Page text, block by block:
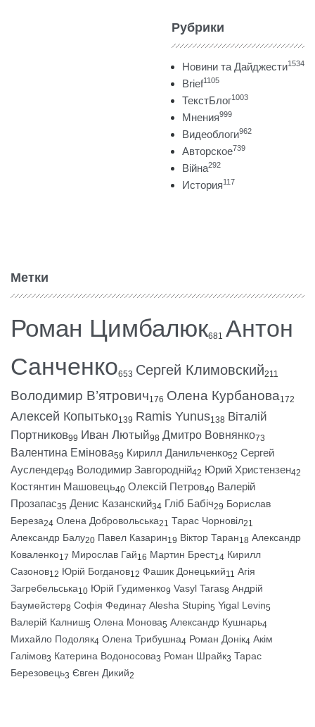
Рубрики
Новини та Дайджести1534
Brief1105
ТекстБлог1003
Мнения999
Видеоблоги962
Авторское739
Війна292
История117
Метки
Роман Цимбалюк681 Антон
Санченко653 Сергей Климовский211
Володимир В’ятрович176 Олена Курбанова172
Алексей Копытько139 Ramis Yunus138 Віталій
Портников99 Иван Лютый98 Дмитро Вовнянко73
Валентина Емінова59 Кирилл Данильченко52 Сергей
Ауслендер49 Володимир Завгородній42 Юрий Христензен42
Костянтин Машовець40 Олексій Петров40 Валерій
Прозапас35 Денис Казанский34 Гліб Бабіч29 Борислав
Береза24 Олена Добровольська21 Тарас Чорновіл21
Александр Балу20 Павел Казарин19 Віктор Таран18 Александр
Коваленко17 Мирослав Гай16 Мартин Брест14 Кирилл
Сазонов12 Юрій Богданов12 Фашик Донецький11 Агія
Загребельська10 Юрій Гудименко9 Vasyl Taras8 Андрій
Баумейстер8 Софія Федина7 Alesha Stupin5 Yigal Levin5
Валерій Калниш5 Олена Монова5 Александр Кушнарь4
Михайло Подоляк4 Олена Трибушна4 Роман Донік4 Акім
Галімов3 Катерина Водоносова3 Роман Шрайк3 Тарас
Березовець3 Євген Дикий2